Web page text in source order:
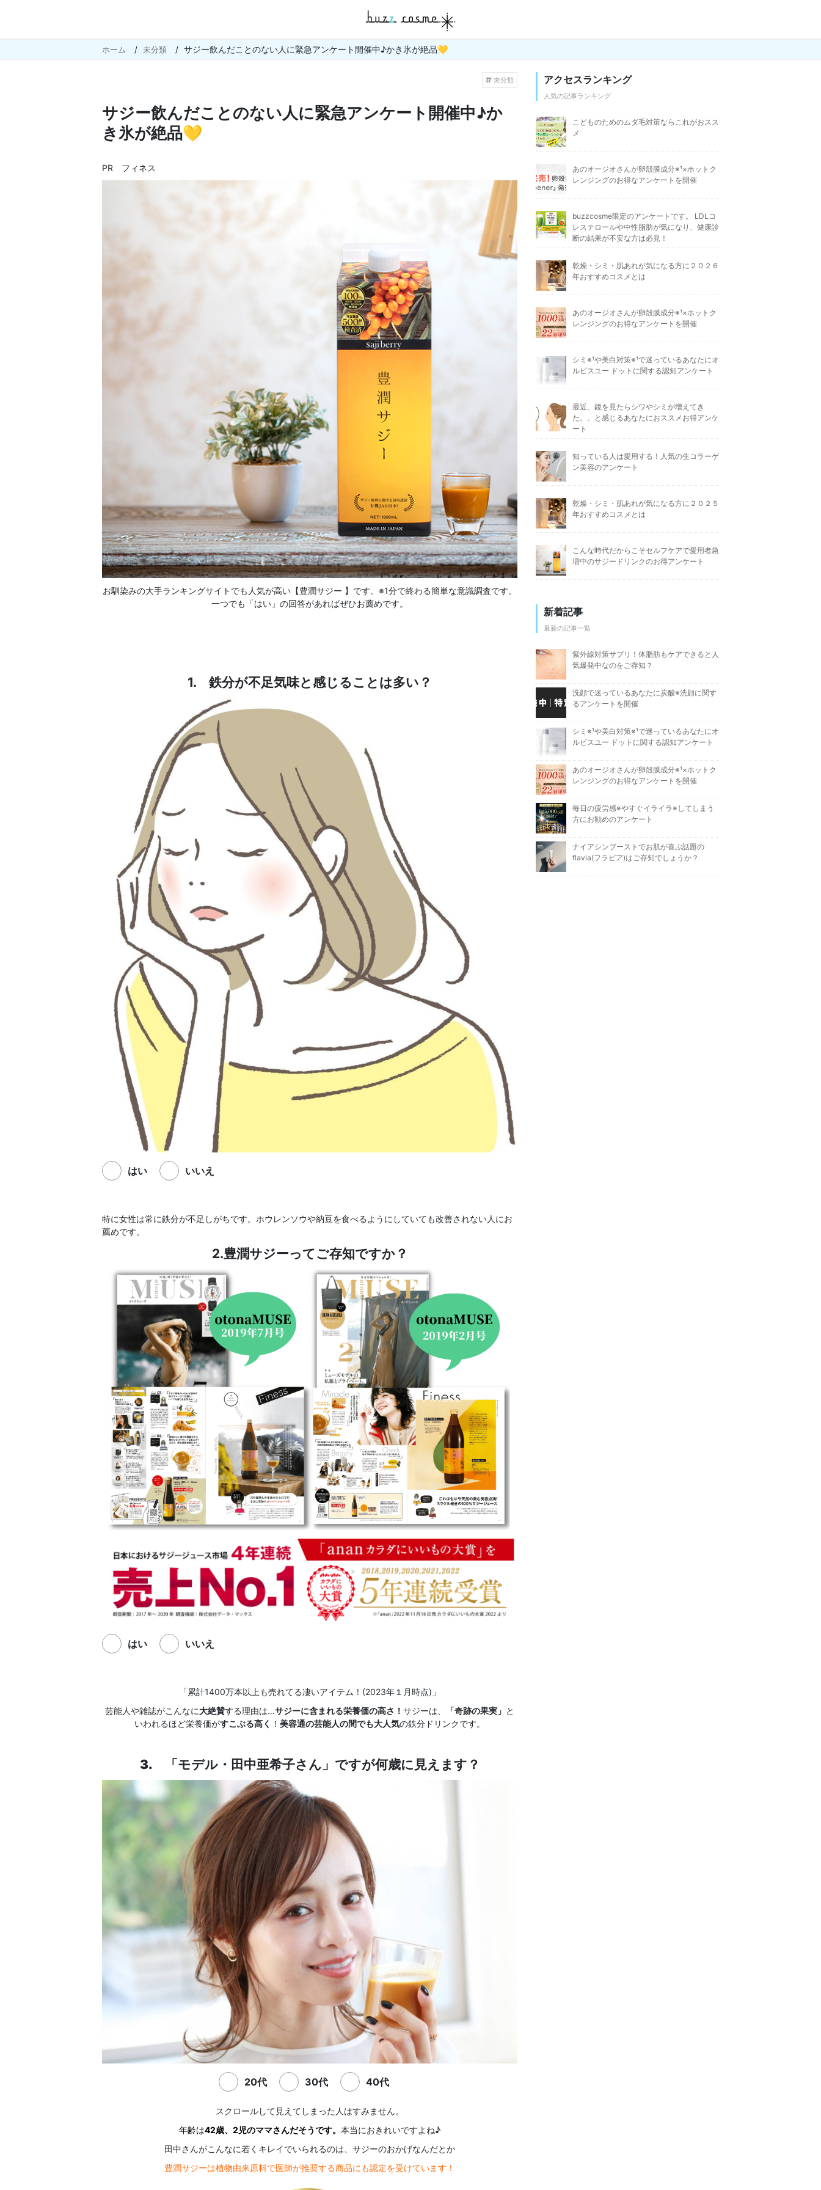
ホーム 未分類 サジー飲んだことのない人に緊急アンケート開催中♪かき氷が絶品💛
未分類
サジー飲んだことのない人に緊急アンケート開催中♪か
き氷が絶品💛
PR フィネス
お馴染みの大手ランキングサイトでも人気が高い【豊潤サジー 】です。※1分で終わる簡単な意識調査です。
一つでも「はい」の回答があればぜひお薦めです。
1. 鉄分が不足気味と感じることは多い？
はい いいえ
特に女性は常に鉄分が不足しがちです。ホウレンソウや納豆を食べるようにしていても改善されない人にお
薦めです。
2.豊潤サジーってご存知ですか？
はい いいえ
「累計1400万本以上も売れてる凄いアイテム！(2023年１月時点)」
芸能人や雑誌がこんなに大絶賛する理由は…サジーに含まれる栄養価の高さ！ サジーは、 「奇跡の果実」 と
いわれるほど栄養価がすこぶる高く ！ 美容通の芸能人の間でも大人気の鉄分ドリンクです。
3. 「モデル・田中亜希子さん 」 ですが何歳に見えます？
20代 30代 40代
スクロールして見えてしまった人はすみません。
年齢は42歳、2児のママさんだそうです。 本当におきれいですよね♪
田中さんがこんなに若くキレイでいられるのは、サジーのおかげなんだとか
豊潤サジーは植物由来原料で医師が推奨する商品にも認定を受けています！
アクセスランキング
人気の記事ランキング
こどものためのムダ毛対策ならこれがおスス
メ
あのオージオさんが卵殻膜成分※¹×ホットク
レンジングのお得なアンケートを開催
buzzcosme限定のアンケートです。 LDLコ
レステロールや中性脂肪が気になり、健康診
断の結果が不安な方は必見！
乾燥・シミ・肌あれが気になる方に２０２６
年おすすめコスメとは
あのオージオさんが卵殻膜成分※¹×ホットク
レンジングのお得なアンケートを開催
シミ※¹や美白対策※¹で迷っているあなたにオ
ルビスユー ドットに関する認知アンケート
最近、鏡を見たらシワやシミが増えてき
た。。と感じるあなたにおススメお得アンケ
ート
知っている人は愛用する！人気の生コラーゲ
ン美容のアンケート
乾燥・シミ・肌あれが気になる方に２０２５
年おすすめコスメとは
こんな時代だからこそセルフケアで愛用者急
増中のサジードリンクのお得アンケート
新着記事
最新の記事一覧
紫外線対策サプリ！体脂肪もケアできると人
気爆発中なのをご存知？
洗顔で迷っているあなたに炭酸※洗顔に関す
るアンケートを開催
シミ※¹や美白対策※¹で迷っているあなたにオ
ルビスユー ドットに関する認知アンケート
あのオージオさんが卵殻膜成分※¹×ホットク
レンジングのお得なアンケートを開催
毎日の疲労感※やすぐイライラ※してしまう
方にお勧めのアンケート
ナイアシンブーストでお肌が喜ぶ話題の
flavia(フラビア)はご存知でしょうか？